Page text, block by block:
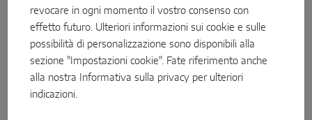
MACO Protect M-TS
MACO Protect A-TS
Serratura comandata con maniglia
Serratura comandata a cilindro
Alla pagina del prodotto
Al comunicato stampa (tedesco/inglese)
revocare in ogni momento il vostro consenso con
effetto futuro. Ulteriori informazioni sui cookie e sulle
possibilità di personalizzazione sono disponibili alla
sezione "Impostazioni cookie". Fate riferimento anche
alla nostra
Informativa sulla privacy per ulteriori
indicazioni.